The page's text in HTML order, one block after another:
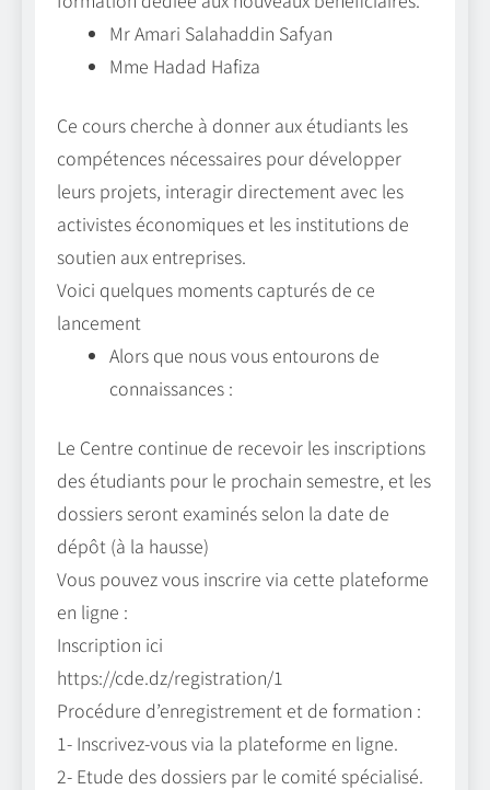
Mr Amari Salahaddin Safyan
Mme Hadad Hafiza
Ce cours cherche à donner aux étudiants les
compétences nécessaires pour développer
leurs projets, interagir directement avec les
activistes économiques et les institutions de
soutien aux entreprises.
Voici quelques moments capturés de ce
lancement
Alors que nous vous entourons de
connaissances :
Le Centre continue de recevoir les inscriptions
des étudiants pour le prochain semestre, et les
dossiers seront examinés selon la date de
dépôt (à la hausse)
Vous pouvez vous inscrire via cette plateforme
en ligne :
Inscription ici
https://cde.dz/registration/1
Procédure d’enregistrement et de formation :
1- Inscrivez-vous via la plateforme en ligne.
2- Etude des dossiers par le comité spécialisé.